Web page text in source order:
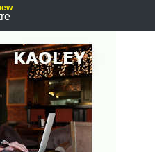
pour des affaires d'occasion ou
annonce gratuite en Belgique.
d'occasion. Insérez gratuitement
Achetez ou vendez votre
enfants ou maison sur le petit